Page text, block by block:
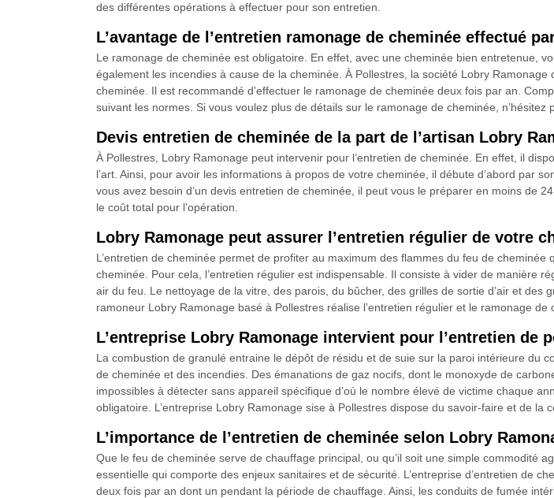
des différentes opérations à effectuer pour son entretien.
L’avantage de l’entretien ramonage de cheminée effectué
Le ramonage de cheminée est obligatoire. En effet, avec une cheminée bien entretenue,
également les incendies à cause de la cheminée. À Pollestres, la société Lobry
cheminée. Il est recommandé d’effectuer le ramonage de cheminée deux fois par an.
suivant les normes. Si vous voulez plus de détails sur le ramonage de cheminée, n’hésitez
Devis entretien de cheminée de la part de l’artisan Lobry
À Pollestres, Lobry Ramonage peut intervenir pour l’entretien de cheminée. En effet, il
l’art. Ainsi, pour avoir les informations à propos de votre cheminée, il débute d’abord par
vous avez besoin d’un devis entretien de cheminée, il peut vous le préparer en moins de
le coût total pour l’opération.
Lobry Ramonage peut assurer l’entretien régulier de votre
L’entretien de cheminée permet de profiter au maximum des flammes du feu de
cheminée. Pour cela, l’entretien régulier est indispensable. Il consiste à vider de manière
air du feu. Le nettoyage de la vitre, des parois, du bûcher, des grilles de sortie d’air et des
ramoneur Lobry Ramonage basé à Pollestres réalise l’entretien régulier et le ramonage de
L’entreprise Lobry Ramonage intervient pour l’entretien de
La combustion de granulé entraine le dépôt de résidu et de suie sur la paroi intérieure du
de cheminée et des incendies. Des émanations de gaz nocifs, dont le monoxyde de
impossibles à détecter sans appareil spécifique d’où le nombre élevé de victime chaque
obligatoire. L’entreprise Lobry Ramonage sise à Pollestres dispose du savoir-faire et de la
L’importance de l’entretien de cheminée selon Lobry
Que le feu de cheminée serve de chauffage principal, ou qu’il soit une simple commodité
essentielle qui comporte des enjeux sanitaires et de sécurité. L’entreprise d’entretien de
deux fois par an dont un pendant la période de chauffage. Ainsi, les conduits de fumée